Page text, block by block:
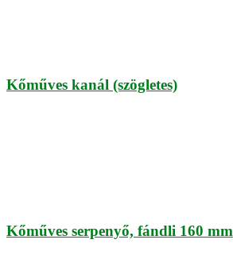
Kőműves kanál (szögletes)
Kőműves serpenyő, fándli 160 mm